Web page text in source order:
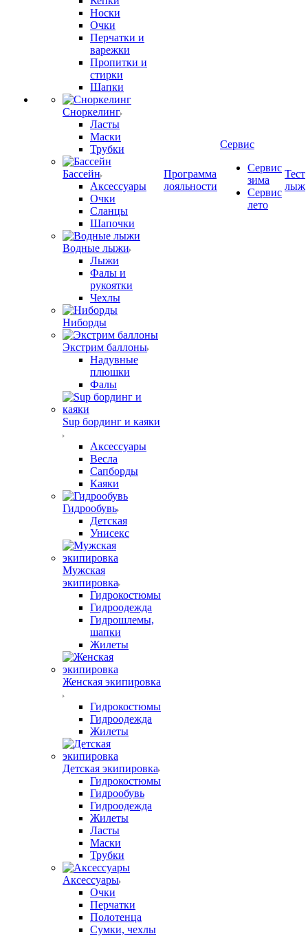
Носки
Очки
Перчатки и
варежки
Пропитки и
стирки
Шапки
Сноркелинг
Ласты
Маски
Трубки
Бассейн
Аксессуары
Очки
Сланцы
Шапочки
Водные лыжи
Лыжи
Фалы и
рукоятки
Чехлы
Ниборды
Экстрим баллоны
Надувные
плюшки
Фалы
Sup бординг и каяки
Аксессуары
Весла
Сапборды
Каяки
Гидрообувь
Детская
Унисекс
Мужская
экипировка
Гидрокостюмы
Гидроодежда
Гидрошлемы,
шапки
Жилеты
Женская экипировка
Гидрокостюмы
Гидроодежда
Жилеты
Детская экипировка
Гидрокостюмы
Гидрообувь
Гидроодежда
Жилеты
Ласты
Маски
Трубки
Аксессуары
Очки
Перчатки
Полотенца
Сумки, чехлы
Программа
лояльности
Сервис
Сервис
зима
Сервис
лето
Тест
лыж